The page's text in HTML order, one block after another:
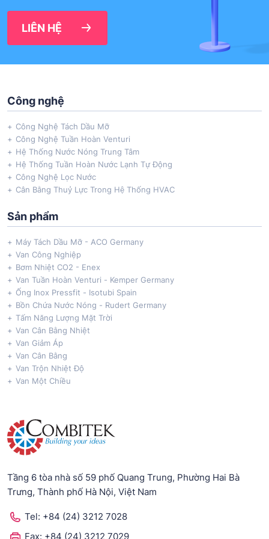
LIÊN HỆ
Công nghệ
Công Nghệ Tách Dầu Mỡ
Công Nghệ Tuần Hoàn Venturi
Hệ Thống Nước Nóng Trung Tâm
Hệ Thống Tuần Hoàn Nước Lạnh Tự Động
Công Nghệ Lọc Nước
Cân Bằng Thuỷ Lực Trong Hệ Thống HVAC
Sản phẩm
Máy Tách Dầu Mỡ - ACO Germany
Van Công Nghiệp
Bơm Nhiệt CO2 - Enex
Van Tuần Hoàn Venturi - Kemper Germany
Ống Inox Pressfit - Isotubi Spain
Bồn Chứa Nước Nóng - Rudert Germany
Tấm Năng Lượng Mặt Trời
Van Cân Bằng Nhiệt
Van Giảm Áp
Van Cân Bằng
Van Trộn Nhiệt Độ
Van Một Chiều
Tầng 6 tòa nhà số 59 phố Quang Trung, Phường Hai Bà
Trưng, Thành phố Hà Nội, Việt Nam
Tel: +84 (24) 3212 7028
Fax: +84 (24) 3212 7029